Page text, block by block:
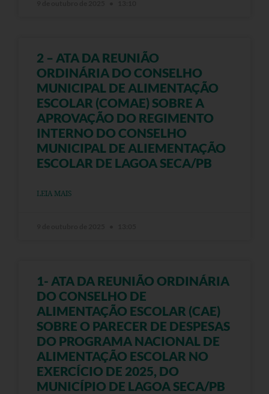
2 – ATA DA REUNIÃO
ORDINÁRIA DO CONSELHO
MUNICIPAL DE ALIMENTAÇÃO
ESCOLAR (COMAE) SOBRE A
APROVAÇÃO DO REGIMENTO
INTERNO DO CONSELHO
MUNICIPAL DE ALIEMENTAÇÃO
ESCOLAR DE LAGOA SECA/PB
LEIA MAIS
1- ATA DA REUNIÃO ORDINÁRIA
DO CONSELHO DE
ALIMENTAÇÃO ESCOLAR (CAE)
SOBRE O PARECER DE DESPESAS
DO PROGRAMA NACIONAL DE
ALIMENTAÇÃO ESCOLAR NO
EXERCÍCIO DE 2025, DO
MUNICÍPIO DE LAGOA SECA/PB